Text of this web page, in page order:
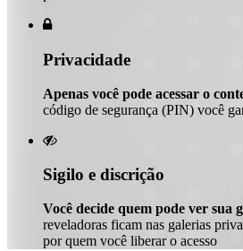

Privacidade
Apenas você pode acessar o
código de segurança (PIN) você

Sigilo e discrição
Você decide quem pode ver sua
reveladoras ficam nas galerias
por quem você liberar o acesso